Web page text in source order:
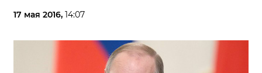
17 мая 2016, 14:07